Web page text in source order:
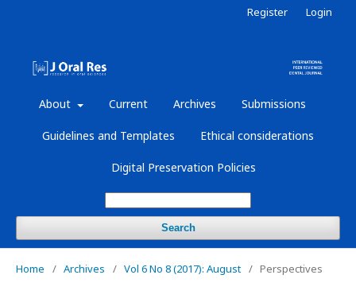
About Current Archives Submissions
Guidelines and Templates Ethical considerations
Digital Preservation Policies
Search
Register Login
Home / Archives / Vol 6 No 8 (2017): August / Perspectives